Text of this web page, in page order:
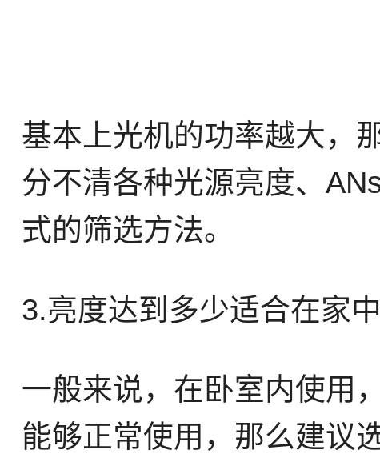
基本上光机的功率越大，
分不清各种光源亮度、
式的筛选方法。
3.亮度达到多少适合在家中
一般来说，在卧室内使用
能够正常使用，那么建议